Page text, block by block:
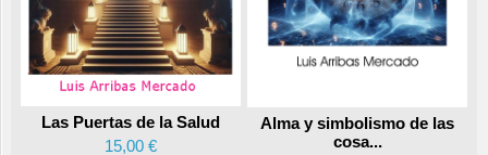
Las Puertas de la Salud
15,00 €
Alma y simbolismo de las
cosa...